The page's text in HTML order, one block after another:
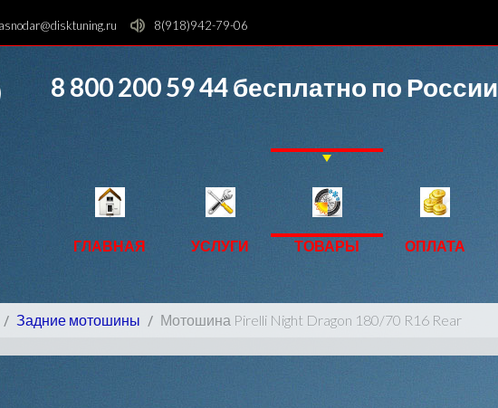
8(918)942-79-06
8 800 200 59 44бесплатно по России
ГЛАВНАЯ УСЛУГИ ТОВАРЫ ОПЛАТА
Задние мотошины Мотошина Pirelli Night Dragon 180/70 R16 Rear